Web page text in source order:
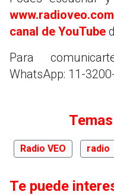
canal de YouTube
Para
WhatsApp: 11-
Radio VEO radio
Te puede